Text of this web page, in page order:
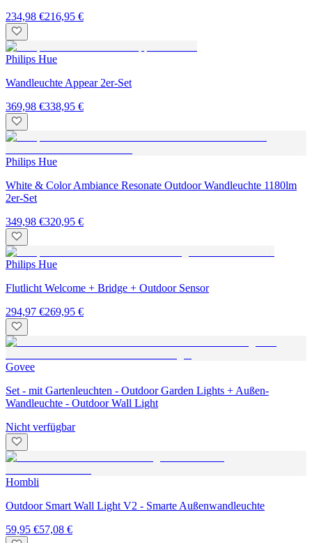
234,98 €216,95 €
Philips Hue
Wandleuchte Appear 2er-Set
369,98 €338,95 €
Philips Hue
White & Color Ambiance Resonate Outdoor Wandleuchte 1180lm
2er-Set
349,98 €320,95 €
Philips Hue
Flutlicht Welcome + Bridge + Outdoor Sensor
294,97 €269,95 €
Govee
Set - mit Gartenleuchten - Outdoor Garden Lights + Außen-
Wandleuchte - Outdoor Wall Light
Nicht verfügbar
Hombli
Outdoor Smart Wall Light V2 - Smarte Außenwandleuchte
59,95 €57,08 €